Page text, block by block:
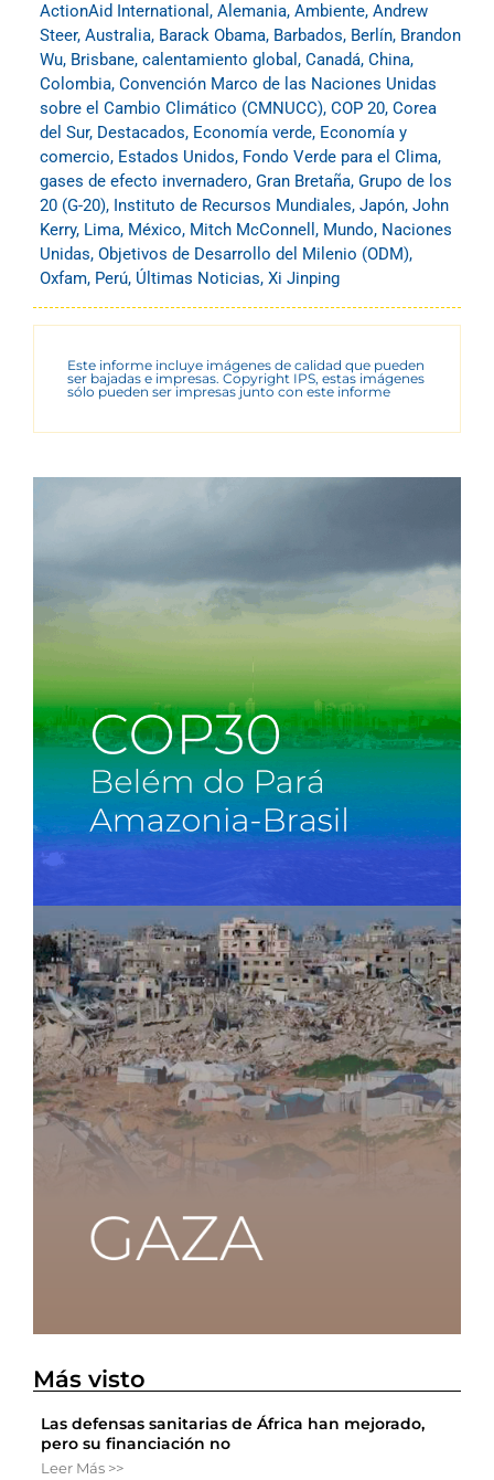
ActionAid International , Alemania, Ambiente, Andrew
Steer, Australia, Barack Obama, Barbados, Berlín, Brandon
Wu, Brisbane, calentamiento global , Canadá, China,
Colombia, Convención Marco de las Naciones Unidas
sobre el Cambio Climático (CMNUCC), COP 20, Corea
del Sur, Destacados, Economía verde, Economía y
comercio, Estados Unidos, Fondo Verde para el Clima,
gases de efecto invernadero, Gran Bretaña, Grupo de los
20 (G-20), Instituto de Recursos Mundiales, Japón, John
Kerry, Lima, México, Mitch McConnell , Mundo, Naciones
Unidas, Objetivos de Desarrollo del Milenio (ODM),
Oxfam, Perú, Últimas Noticias, Xi Jinping
Este informe incluye imágenes de calidad que pueden
ser bajadas e impresas. Copyright IPS, estas imágenes
sólo pueden ser impresas junto con este informe
Más visto
Las defensas sanitarias de África han mejorado,
pero su financiación no
Leer Más >>